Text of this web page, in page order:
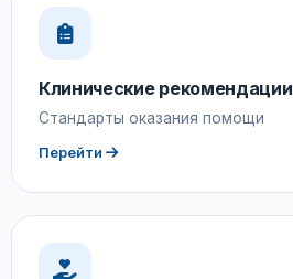
Клинические рекомендации
Стандарты оказания помощи
Перейти